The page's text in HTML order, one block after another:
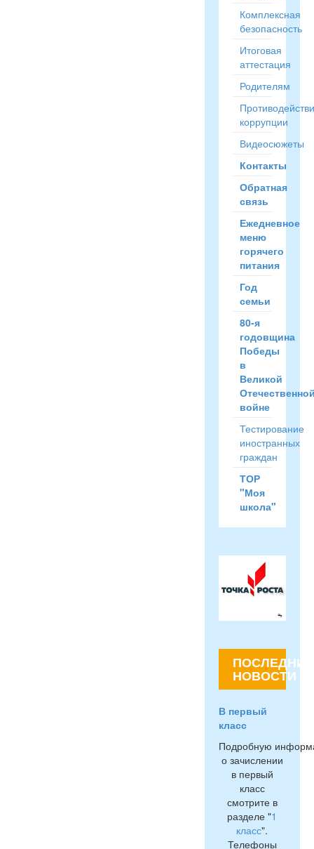
Комплексная
безопасность
Итоговая
аттестация
Родителям
коррупции
Видеосюжеты
Контакты
Обратная
связь
Ежедневное
меню
горячего
питания
Год
семьи
80-я
годовщина
Победы
в
Великой
войне
Тестирование
иностранных
граждан
ТОР
"Моя
школа"
ПОСЛЕДНИЕ
НОВОСТИ
В первый
класс
Подробную
о зачислении
в первый
класс
смотрите в
разделе "1
класс".
Телефоны